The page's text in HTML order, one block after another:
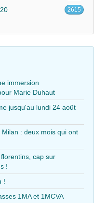
2615
immersion
Marie Duhaut
jusqu'au lundi 24 août
: deux mois qui ont
cap sur
!
!
1MA et 1MCVA